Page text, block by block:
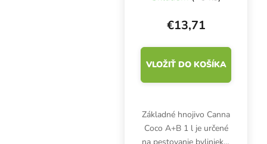
€13,71
VLOŽIŤ DO KOŠÍKA
Základné hnojivo Canna
Coco A+B 1 l je určené